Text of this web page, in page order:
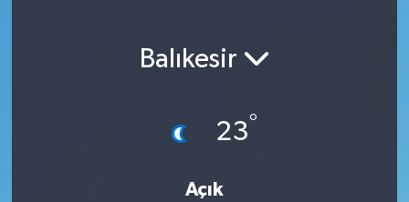
Balıkesir
23°
Açık